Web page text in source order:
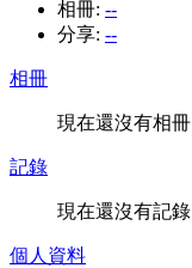
相冊: --
分享: --
相冊
現在還沒有相冊
記錄
現在還沒有記錄
個人資料